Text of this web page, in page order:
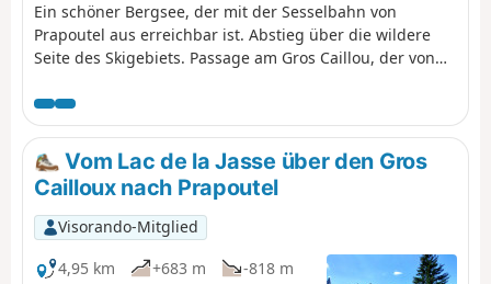
Ein schöner Bergsee, der mit der Sesselbahn von
Prapoutel aus erreichbar ist. Abstieg über die wildere
Seite des Skigebiets. Passage am Gros Caillou, der von
Vom Lac de la Jasse über den Gros
Cailloux nach Prapoutel
Visorando-Mitglied
4,95 km
+683 m
-818 m